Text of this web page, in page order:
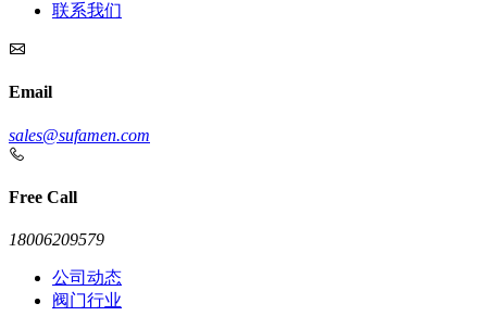
联系我们
Email
sales@sufamen.com
Free Call
18006209579
公司动态
阀门行业